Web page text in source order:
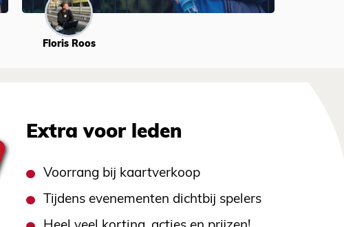
Floris Roos
Extra voor leden
Voorrang bij kaartverkoop
Tijdens evenementen dichtbij spelers